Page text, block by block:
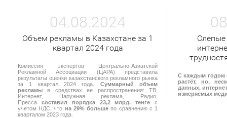
04.08.2024
Объем рекламы в Казахстане за 1
квартал 2024 года
Комиссия экспертов Центрально-Азиатской
Рекламной Ассоциации (ЦАРА) представила
результаты оценки казахстанского рекламного рынка
за 1 квартал 2024 года. Суммарный объем
рекламы в средствах ее распространения: ТВ,
Интернет, Наружная реклама, Радио,
Пресса составил порядка 23,2 млрд. тенге с
учетом НДС, что на 29% больше по сравнению с 1
кварталом 2023 года.
С каждым годом
растёт, но,
данных,
измеряемых